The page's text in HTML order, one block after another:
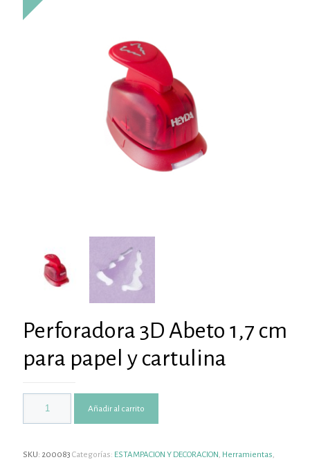
Perforadora 3D Abeto 1,7 cm
para papel y cartulina
Añadir al carrito
SKU: 200083 Categorías: ESTAMPACION Y DECORACION Herramientas